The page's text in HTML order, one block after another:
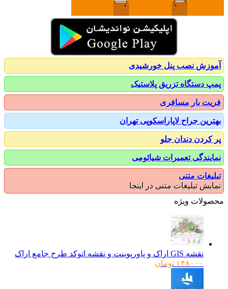
نصب پنل خورشیدی
دستگاه تزریق پلاستیک
بار مسافری
جراح لاپاراسکوپی تهران
دندان جلو
تعمیرات شیائومی
متنی
تبلیغات متنی در اینجا
ویژه
نقشه GIS اراک و پاورپوینت و نقشه اتوکد طرح جامع اراک
۱۴۸۰۰۰ تومان